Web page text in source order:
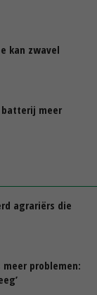
kan zwavel
meer
agrariërs die
problemen: